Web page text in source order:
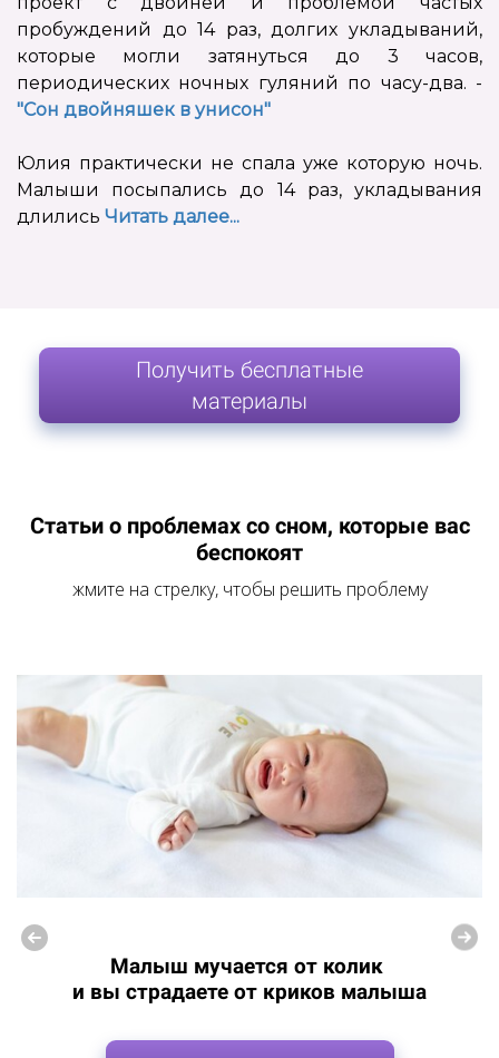
пробуждений до 14 раз, долгих укладываний,
которые могли затянуться до 3 часов,
периодических ночных гуляний по часу-два. -
"Сон двойняшек в унисон"
Юлия практически не спала уже которую ночь.
Малыши посыпались до 14 раз, укладывания
длились Читать далее...
Получить бесплатные
материалы
Статьи о проблемах со сном, которые вас
беспокоят
жмите на стрелку, чтобы решить проблему
Малыш мучается от колик
и вы страдаете от криков малыша